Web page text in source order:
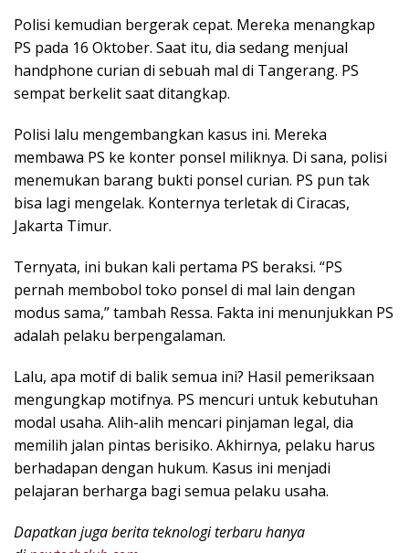
Polisi kemudian bergerak cepat. Mereka menangkap
PS pada 16 Oktober. Saat itu, dia sedang menjual
handphone curian di sebuah mal di Tangerang. PS
sempat berkelit saat ditangkap.
Polisi lalu mengembangkan kasus ini. Mereka
membawa PS ke konter ponsel miliknya. Di sana, polisi
menemukan barang bukti ponsel curian. PS pun tak
bisa lagi mengelak. Konternya terletak di Ciracas,
Jakarta Timur.
Ternyata, ini bukan kali pertama PS beraksi. “PS
pernah membobol toko ponsel di mal lain dengan
modus sama,” tambah Ressa. Fakta ini menunjukkan PS
adalah pelaku berpengalaman.
Lalu, apa motif di balik semua ini? Hasil pemeriksaan
mengungkap motifnya. PS mencuri untuk kebutuhan
modal usaha. Alih-alih mencari pinjaman legal, dia
memilih jalan pintas berisiko. Akhirnya, pelaku harus
berhadapan dengan hukum. Kasus ini menjadi
pelajaran berharga bagi semua pelaku usaha.
Dapatkan juga berita teknologi terbaru hanya